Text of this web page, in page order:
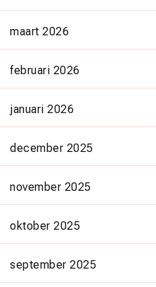
maart 2026
februari 2026
januari 2026
december 2025
november 2025
oktober 2025
september 2025